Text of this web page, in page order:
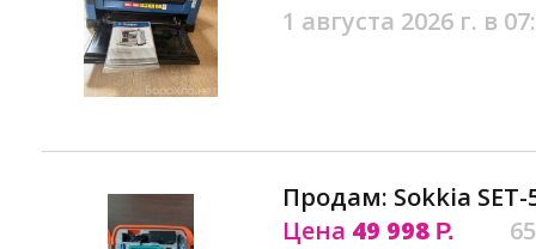
1 августа 2026 г. в
Продам: Sokkia SET-
Цена 49 998 Р.